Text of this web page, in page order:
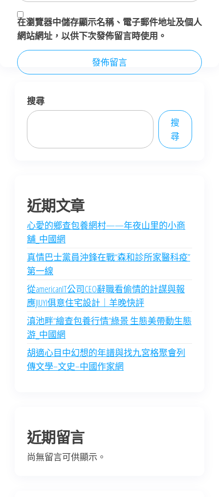
在瀏覽器中儲存顯示名稱、電子郵件地址及個人
網站網址，以供下次發佈留言時使用。
搜尋
搜
尋
近期文章
心愛的鄉查包養網村——年夜山里的小商
舖_中國網
真情巴士黨員沖鋒在戰“森和診所家醫科疫”
第一線
從americanIT公司CEO辭職看偷情的計謀與報
應JIUYI俱意住宅設計｜羊晚快評
滇池畔“繪查包養行情”綠景 生態美帶動生態
游_中國網
胡適心目中幻想的年譜與找九宮格聚會列
傳文學–文史–中國作家網
近期留言
尚無留言可供顯示。